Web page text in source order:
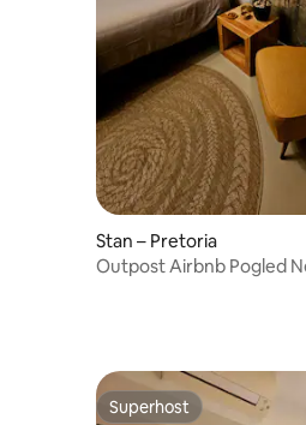
Stan – Pretoria
Outpost Airbnb Pogled
Superhost
Superhost